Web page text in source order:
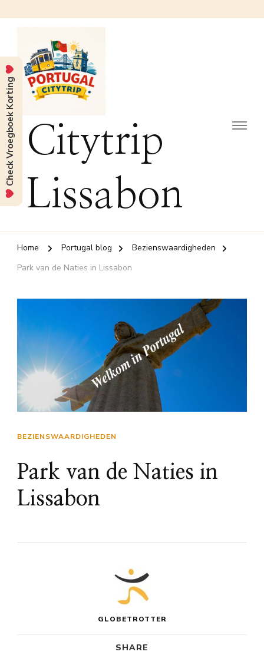
Citytrip
Lissabon
Home Portugal blog
Bezienswaardigheden
Park van de Naties in Lissabon
BEZIENSWAARDIGHEDEN
Park van de Naties in
Lissabon
GLOBETROTTER
SHARE
Check Vroegboek Korting